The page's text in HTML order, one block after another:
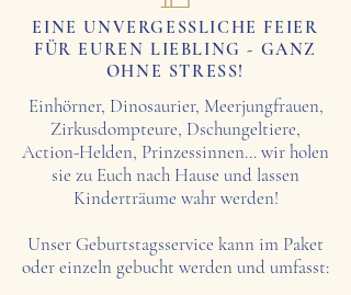
EINE UNVERGESSLICHE FEIER
FÜR EUREN LIEBLING - GANZ
OHNE STRESS!
Einhörner, Dinosaurier, Meerjungfrauen,
Zirkusdompteure, Dschungeltiere,
Action-Helden, Prinzessinnen... wir holen
sie zu Euch nach Hause und lassen
Kinderträume wahr werden!
Unser Geburtstagsservice kann im Paket
oder einzeln gebucht werden und umfasst: